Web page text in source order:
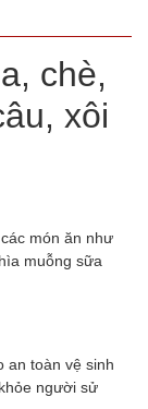
chè,
xôi
món ăn như
muỗng sữa
an toàn vệ sinh
người sử